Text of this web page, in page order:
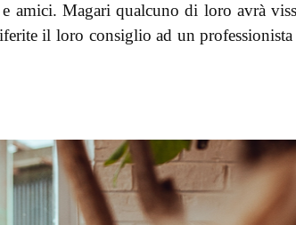
amici. Magari qualcuno di loro avrà
il loro consiglio ad un professionista